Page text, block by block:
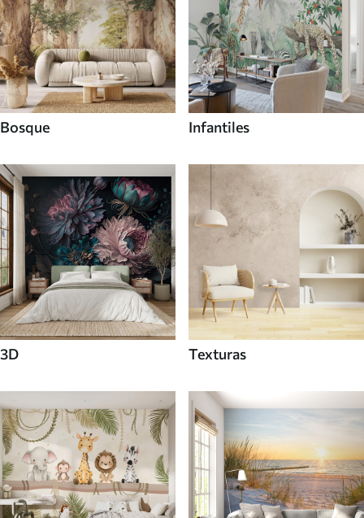
Bosque Infantiles
3D Texturas